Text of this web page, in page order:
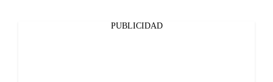
PUBLICIDAD